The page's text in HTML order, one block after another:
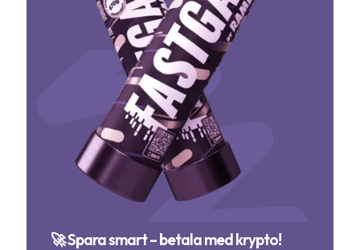
🚀 Spara smart – betala med krypto!